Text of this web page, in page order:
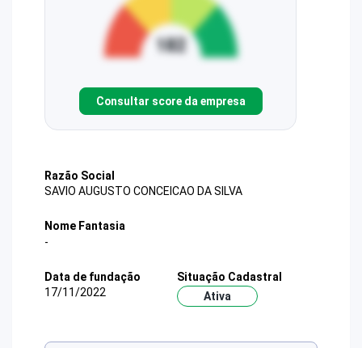
Consultar score da empresa
Razão Social
SAVIO AUGUSTO CONCEICAO DA SILVA
Nome Fantasia
-
Data de fundação
17/11/2022
Situação Cadastral
Ativa